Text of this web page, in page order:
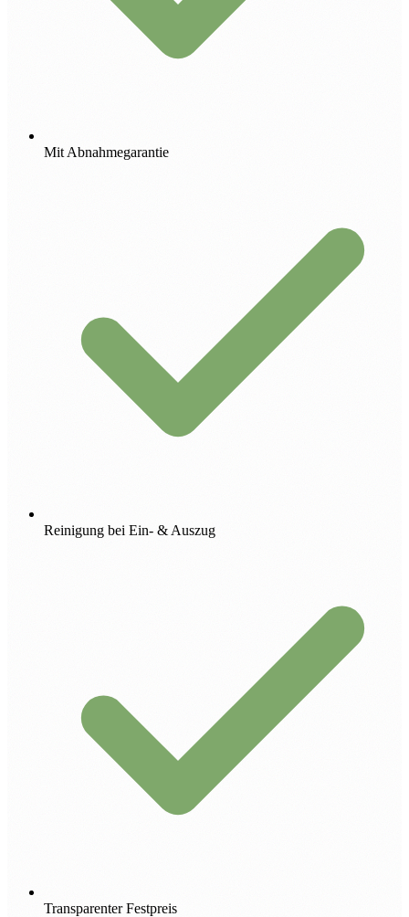
Mit Abnahmegarantie
Reinigung bei Ein- & Auszug
Transparenter Festpreis